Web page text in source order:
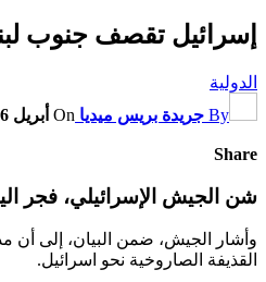
إسرائيل تقصف جنوب
الدولية
By جريدة بريس ميديا On أبريل 26, 2022
Share
شن الجيش الإسرائيلي، فجر
وأشار الجيش، ضمن البيان، إلى أن
القذيفة الصاروخية نحو اسرائيل.